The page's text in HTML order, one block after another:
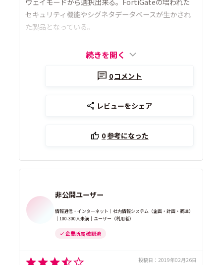
セキュリティ機能やシグネタデータベースが生かされ
た製品となっている。
続きを開く
0コメント
レビューをシェア
0参考になった
非公開ユーザー
情報通信・インターネット｜社内情報システム（企画・計画・調達）
｜100-300人未満｜ユーザー（利用者）
企業所属 確認済
投稿日： 2019年02月26日